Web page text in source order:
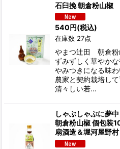
石臼挽 朝倉粉山
540円(税込)
在庫数 27点
やまつ辻田 朝倉
ずみずしく華やか
やみつきになる味
農家と契約栽培し
清々しい若…
しゃぶしゃぶに
朝倉粉山椒 個包装
扇酒造＆堀河屋野